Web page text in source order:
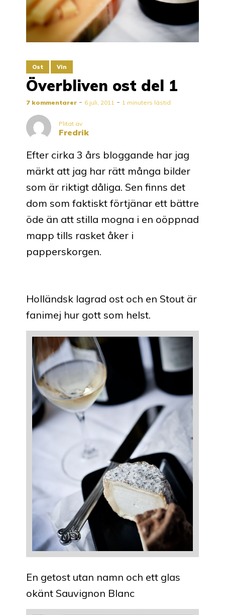
Ost Vin
Överbliven ost del 1
7 kommentarer 6 juli, 2011 1 minuters lästid
Plitat av
Fredrik
Efter cirka 3 års bloggande har jag
märkt att jag har rätt många bilder
som är riktigt dåliga. Sen finns det
dom som faktiskt förtjänar ett bättre
öde än att stilla mogna i en oöppnad
mapp tills rasket åker i
papperskorgen.
Holländsk lagrad ost och en Stout är
fanimej hur gott som helst.
En getost utan namn och ett glas
okänt Sauvignon Blanc